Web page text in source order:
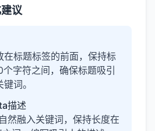
议
在标题标签的前面，保持标
字符之间，确保标题吸引
词。
描述
然融入关键词，保持长度在